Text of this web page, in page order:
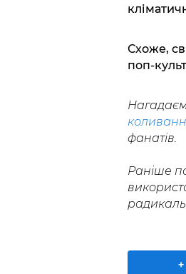
Схоже,
поп-
фанатів.
Раніше